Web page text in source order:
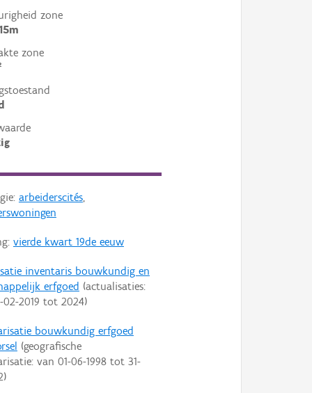
zone
zone
arbeiderscités,
vierde kwart 19de eeuw
inventaris bouwkundig en
erfgoed (actualisaties:
02-2019 tot 2024)
bouwkundig erfgoed
(geografische
van 01-06-1998tot 31-
)